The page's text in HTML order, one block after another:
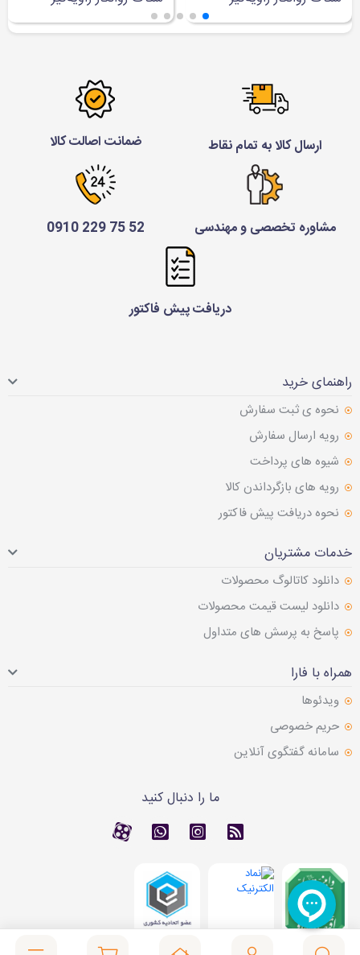
Tap02-24A
ارسال کالا به تمام نقاط ضمانت اصالت کالا
مشاوره تخصصی و مهندسی 52 75 229 0910
دریافت پیش فاکتور
راهنمای خرید
نحوه ی ثبت سفارش
رویه ارسال سفارش
شیوه های پرداخت
رویه های بازگرداندن کالا
نحوه دریافت پیش فاکتور
خدمات مشتریان
دانلود کاتالوگ محصولات
دانلود لیست قیمت محصولات
پاسخ به پرسش های متداول
همراه با فارا
ویدئوها
حریم خصوصی
سامانه گفتگوی آنلاین
ما را دنبال کنید
RSS کانال آپارات
تماس با واتس اپ
کانال آپارات